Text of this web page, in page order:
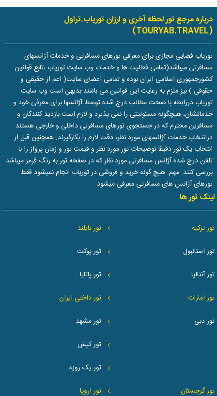
درباره مرجع تور لحظه آخری و ارزان توریاب.تراول
(TOURYAB.TRAVEL)
توریاب فضایی مجازی برای معرفی تورهای مسافرتی و خدمات آژانسهای
مسافرتی میباشد(تمامی فعالیت ها و خدمات وب سایت توریاب ،تابع قوانین
کشورجمهوری اسلامی ایران بوده و تمامی اعضای سایت( اعم از حقیقی و
حقوقی ) نیز ملزم به رعایت این قوانین می باشند-بدیهی است وب سایت
توریاب دررابطه با صحت مطالب درج شده توسط آژانسها برای معرفی خود و
خدماتشان، هیچگونه مسئولیتی را نمی پذیرد و لازم است بازدید کنندگان و
مسافرین محترم که در جستجوی تورهای مسافرتی داخلی و خارجی هستند
درانتخاب خدمات آژانسهای مورد نظر، دقت لازم را بکارگیرند. همچنین قبل از
انتخاب یک تور دقیقا توضیحات تور مورد نظر و قیمت تور و زمان پرواز را با
تلفن درج شده آژانس مسافرتی مورد نظر که در صفحه تور به رنگ قرمز میباشد
بررسی کنند. مهم: هیچ گونه خرید و فروشی در توریاب انجام نمیشود فقط
تورهای آژانس های مسافرتی معرفی میشود
لینک تور ها
تور ترکیه
تور استانبول
تور آنتالیا
تور تایلند
تور پوکت
تور پاتایا
تور امارات
تور دبی
تور داخلی ایران
تور مشهد
تور کیش
تور یک روزه
تور گرجستان
تور اروپا